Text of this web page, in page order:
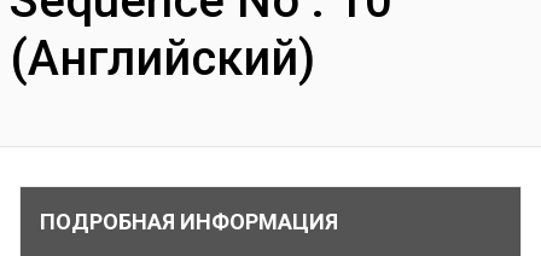
(Английский)
ПОДРОБНАЯ ИНФОРМАЦИЯ